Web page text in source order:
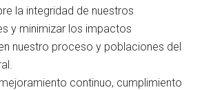
la integridad de nuestros
y minimizar los impactos
nuestro proceso y poblaciones del
continuo, cumplimiento